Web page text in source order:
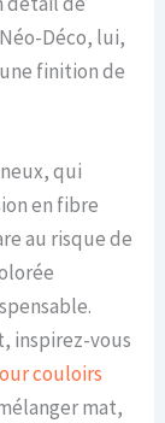
Déco, lui,
finition de
qui
en fibre
au risque de
inspirez-vous
couloirs
mat,